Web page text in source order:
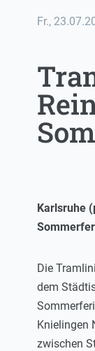
Fr.,
Karlsruhe
Die
dem
Knielingen
zwischen